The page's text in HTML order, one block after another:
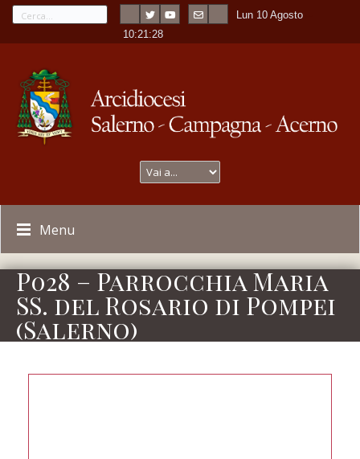
Lun 10 Agosto
10:21:29
Menu
P028 – Parrocchia Maria
SS. del Rosario di Pompei
(Salerno)